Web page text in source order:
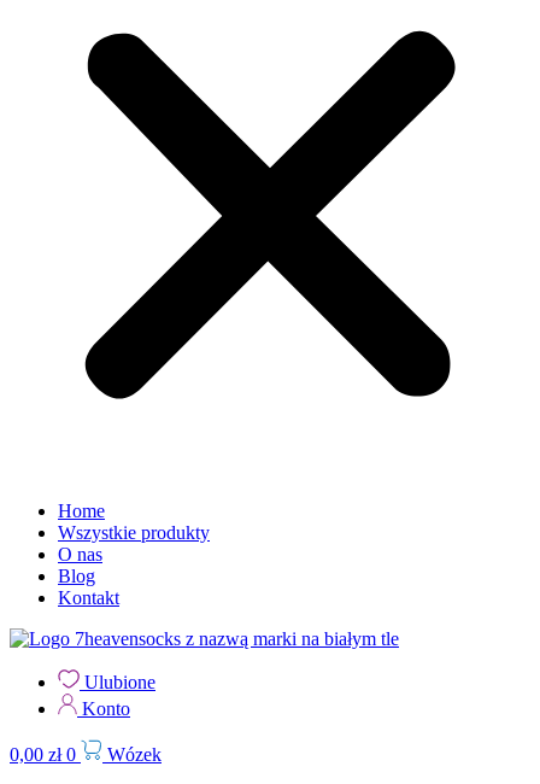
Home
Wszystkie produkty
O nas
Blog
Kontakt
Ulubione
Konto
0,00 zł 0
Wózek